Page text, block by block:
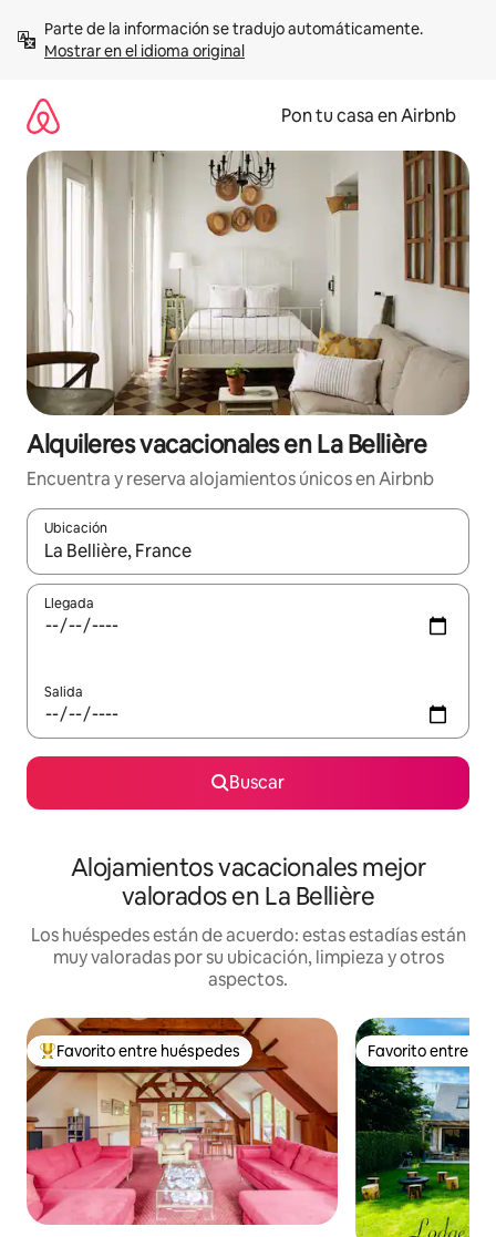
contenidoMostrar en el idioma original
Pon tu casa en Airbnb
Alquileres vacacionales en La Bellière
Encuentra y reserva alojamientos únicos en Airbnb
Ubicación
Cuando los resultados estén disponibles, navega con las
Llegada
Salida
Buscar
Alojamientos vacacionales mejor
valorados en La Bellière
Los huéspedes están de acuerdo: estas estadías están
muy valoradas por su ubicación, limpieza y otros
aspectos.
Favorito entre huéspedes preferido
Favorito entre huéspedes Favorito entre
Favorito entre